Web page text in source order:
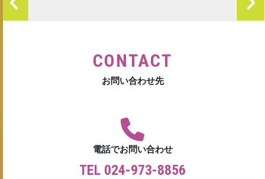
CONTACT
お問い合わせ先
電話でお問い合わせ
TEL 024-973-8856